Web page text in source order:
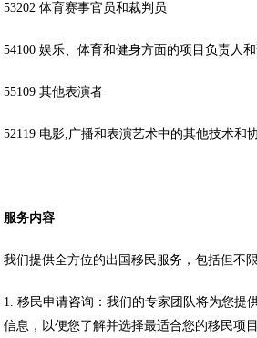
53202 体育赛事官员和裁判员
54100 娱乐、体育和健身方面的项目负责人
55109 其他表演者
52119 电影,广播和表演艺术中的其他技术和
服务内容
我们提供全方位的出国移民服务，包括但不
1. 移民申请咨询：我们的专家团队将为您提
信息，以便您了解并选择最适合您的移民项目